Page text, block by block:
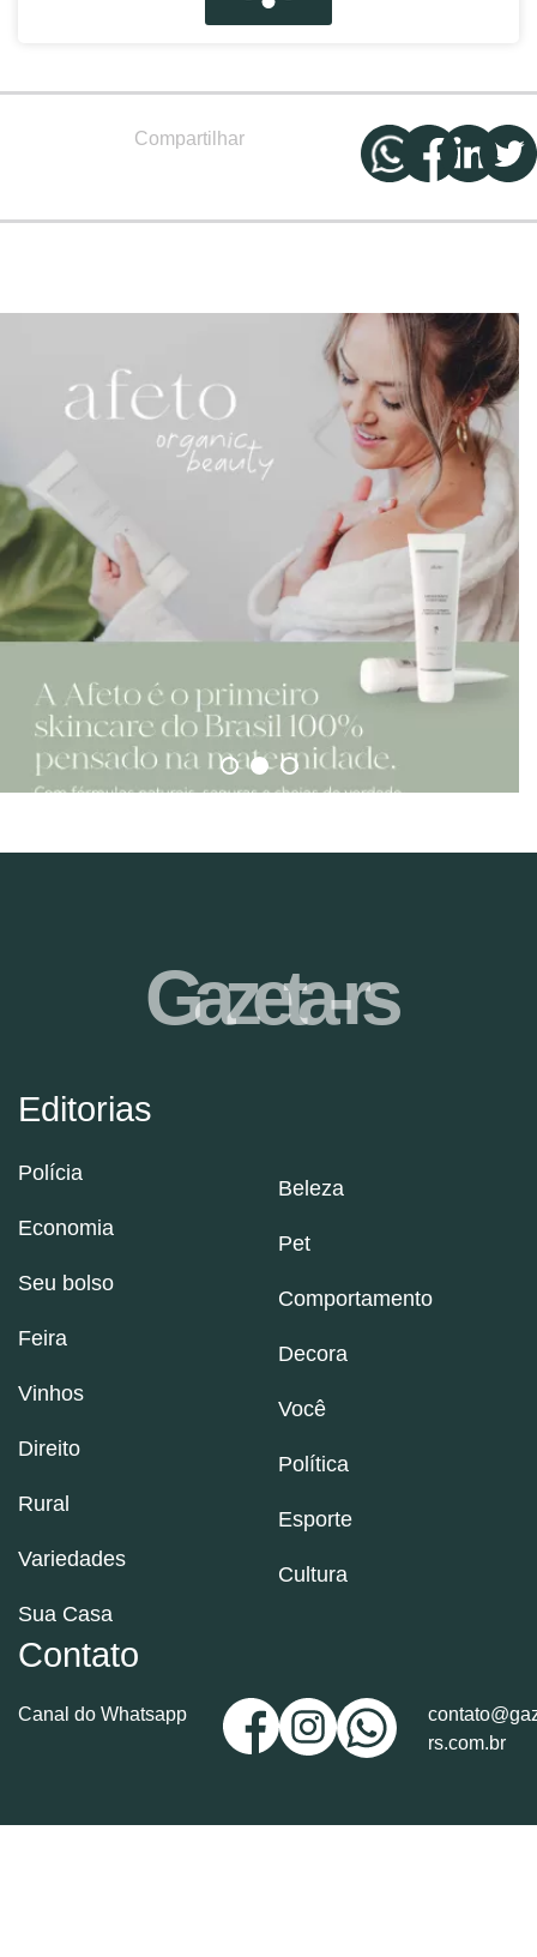
Compartilhar
Editorias
Polícia
Economia
Seu bolso
Feira
Vinhos
Direito
Rural
Variedades
Sua Casa
Beleza
Pet
Comportamento
Decora
Você
Política
Esporte
Cultura
Contato
Canal do Whatsapp
rs.com.br
Gazeta-rs